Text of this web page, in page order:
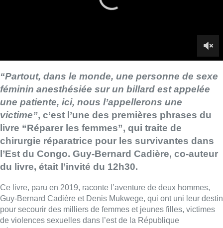
chirurgie réparatrice pour les survivantes dans
pour secourir des milliers de femmes et jeunes filles, victimes
de violences sexuelles dans l’est de la République
démocratique du Congo. Le premier est aujourd’hui le chef du
service de chirurgie digestive de l’hôpital Saint-Pierre, et est
devenu malgré lui, un des spécialistes du traitement des
mutilations génitales.
“Ces femmes, on les appelle les survivantes. Car elles ont
réussi à arriver vivantes à l’hôpital. Elles se font violer dans les
villages et doivent venir avec leur appareil génital mutilé à
succès”, témoigne le chirurgien.
Malgré toutes les horreurs auxquelles il a pu assister, il refuse
d’imaginer que certains humains seraient des monstres, et